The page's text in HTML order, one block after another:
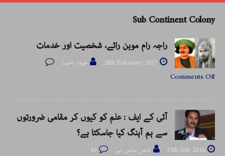
Sub Continent Colony
راجہ رام موہن رائے، شخصیت اور خدمات
28th February 2017
جواد احمد
Comments Off
آئی کے ایف : علم کو کیوں کر مقامی ضرورتوں
سے ہم آہنگ کیا جاسکتا ہے؟
25th July 2016 ناصر عباس نیرّ 10